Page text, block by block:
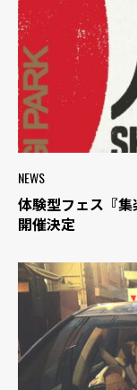
NEWS
体験型フェス『
開催決定